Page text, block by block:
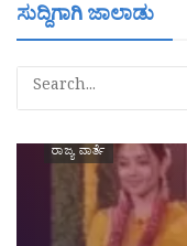
ಸುದ್ದಿಗಾಗಿ ಜಾಲಾಡು
ರಾಜ್ಯ ವಾರ್ತೆ